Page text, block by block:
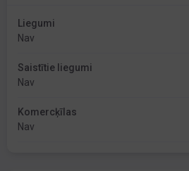
Liegumi
Nav
Saistītie liegumi
Nav
Komercķīlas
Nav